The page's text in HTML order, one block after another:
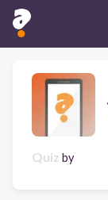
Quiz by